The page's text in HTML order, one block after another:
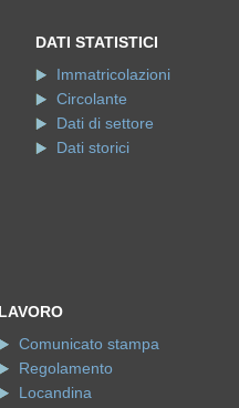
DATI STATISTICI
Immatricolazioni
Circolante
Dati di settore
Dati storici
LAVORO
Comunicato stampa
Regolamento
Locandina